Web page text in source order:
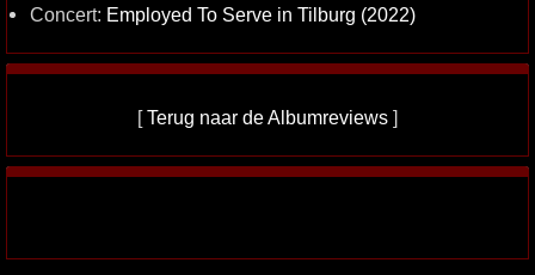
Concert: Employed To Serve in Tilburg (2022)
[Terug naar de Albumreviews ]